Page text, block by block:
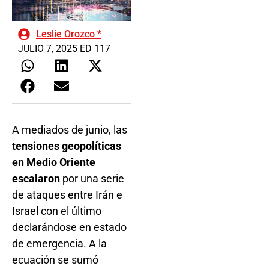
Leslie Orozco *
JULIO 7, 2025 ED 117
A mediados de junio, las
tensiones geopolíticas
en Medio Oriente
escalaron por una serie
de ataques entre Irán e
Israel con el último
declarándose en estado
de emergencia. A la
ecuación se sumó